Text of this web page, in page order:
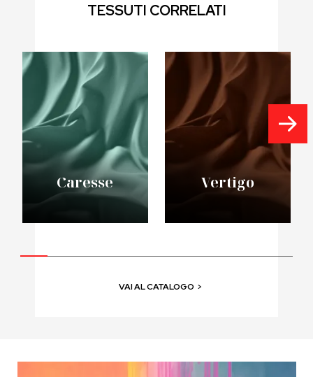
TESSUTI CORRELATI
Caresse Vertigo
VAI AL CATALOGO >